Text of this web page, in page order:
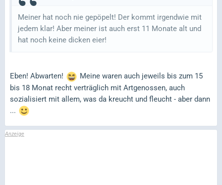
Meiner hat noch nie gepöpelt! Der kommt irgendwie mit
jedem klar! Aber meiner ist auch erst 11 Monate alt und
hat noch keine dicken eier!
Eben! Abwarten!
Meine waren auch jeweils bis zum 15
bis 18 Monat recht verträglich mit Artgenossen, auch
sozialisiert mit allem, was da kreucht und fleucht - aber dann
...